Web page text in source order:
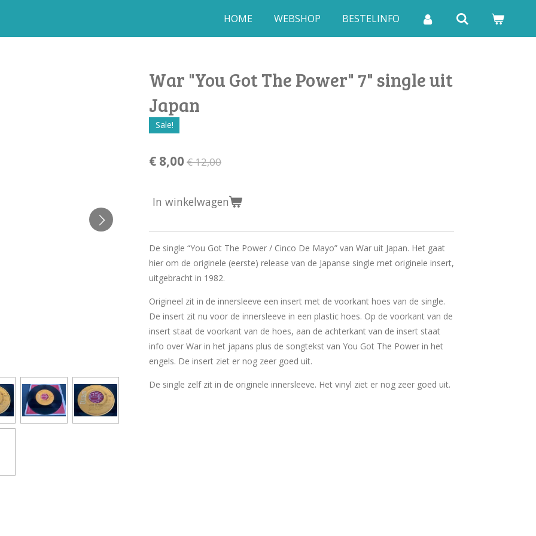
HOME WEBSHOP BESTELINFO
War "You Got The Power" 7" single uit
Japan
Sale!
€ 8,00 € 12,00
In winkelwagen
De single “You Got The Power / Cinco De Mayo” van War uit Japan. Het gaat
hier om de originele (eerste) release van de Japanse single met originele insert,
uitgebracht in 1982.
Origineel zit in de innersleeve een insert met de voorkant hoes van de single.
De insert zit nu voor de innersleeve in een plastic hoes. Op de voorkant van de
insert staat de voorkant van de hoes, aan de achterkant van de insert staat
info over War in het japans plus de songtekst van You Got The Power in het
engels. De insert ziet er nog zeer goed uit.
De single zelf zit in de originele innersleeve. Het vinyl ziet er nog zeer goed uit.